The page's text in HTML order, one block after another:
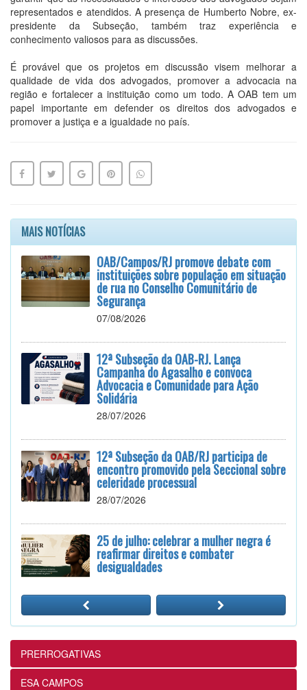
representados e atendidos. A presença de Humberto Nobre, ex-
presidente da Subseção, também traz experiência e
conhecimento valiosos para as discussões.
É provável que os projetos em discussão visem melhorar a
qualidade de vida dos advogados, promover a advocacia na
região e fortalecer a instituição como um todo. A OAB tem um
papel importante em defender os direitos dos advogados e
promover a justiça e a igualdade no país.
MAIS NOTÍCIAS
OAB/Campos/RJ promove debate com
instituições sobre população em situação
de rua no Conselho Comunitário de
Segurança
07/08/2026
12ª Subseção da OAB-RJ. Lança
Campanha do Agasalho e convoca
Advocacia e Comunidade para Ação
Solidária
28/07/2026
12ª Subseção da OAB/RJ participa de
encontro promovido pela Seccional sobre
celeridade processual
28/07/2026
25 de julho: celebrar a mulher negra é
reafirmar direitos e combater
desigualdades
12ª Subseção e ESA realizam
Masterclass sobre Crimes Eleitorais na
Prática
24/07/2026
PRERROGATIVAS
ESA CAMPOS